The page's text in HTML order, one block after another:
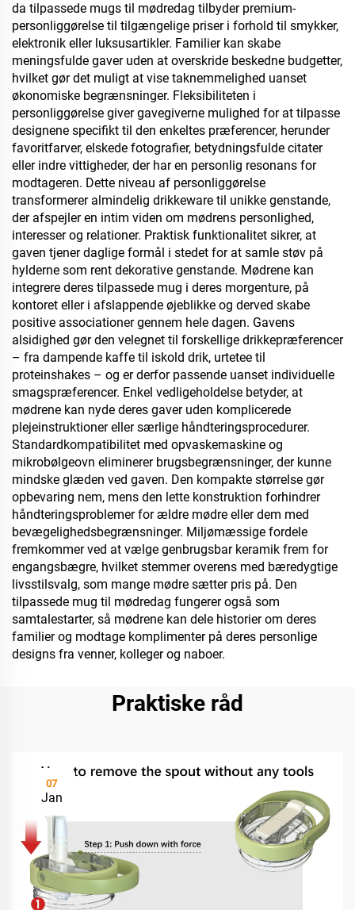
da tilpassede mugs til mødredag tilbyder premium-
personliggørelse til tilgængelige priser i forhold til smykker,
elektronik eller luksusartikler. Familier kan skabe
meningsfulde gaver uden at overskride beskedne budgetter,
hvilket gør det muligt at vise taknemmelighed uanset
økonomiske begrænsninger. Fleksibiliteten i
personliggørelse giver gavegiverne mulighed for at tilpasse
designene specifikt til den enkeltes præferencer, herunder
favoritfarver, elskede fotografier, betydningsfulde citater
eller indre vittigheder, der har en personlig resonans for
modtageren. Dette niveau af personliggørelse
transformerer almindelig drikkeware til unikke genstande,
der afspejler en intim viden om mødrens personlighed,
interesser og relationer. Praktisk funktionalitet sikrer, at
gaven tjener daglige formål i stedet for at samle støv på
hylderne som rent dekorative genstande. Mødrene kan
integrere deres tilpassede mug i deres morgenture, på
kontoret eller i afslappende øjeblikke og derved skabe
positive associationer gennem hele dagen. Gavens
alsidighed gør den velegnet til forskellige drikkepræferencer
– fra dampende kaffe til iskold drik, urtetee til
proteinshakes – og er derfor passende uanset individuelle
smagspræferencer. Enkel vedligeholdelse betyder, at
mødrene kan nyde deres gaver uden komplicerede
plejeinstruktioner eller særlige håndteringsprocedurer.
Standardkompatibilitet med opvaskemaskine og
mikrobølgeovn eliminerer brugsbegrænsninger, der kunne
mindske glæden ved gaven. Den kompakte størrelse gør
opbevaring nem, mens den lette konstruktion forhindrer
håndteringsproblemer for ældre mødre eller dem med
bevægelighedsbegrænsninger. Miljømæssige fordele
fremkommer ved at vælge genbrugsbar keramik frem for
engangsbægre, hvilket stemmer overens med bæredygtige
livsstilsvalg, som mange mødre sætter pris på. Den
tilpassede mug til mødredag fungerer også som
samtalestarter, så mødrene kan dele historier om deres
familier og modtage komplimenter på deres personlige
designs fra venner, kolleger og naboer.
Praktiske råd
07
Jan